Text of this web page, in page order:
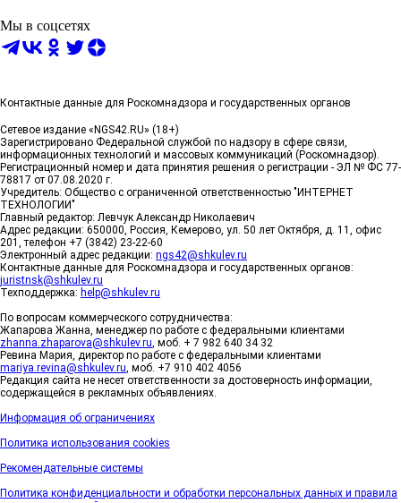
Мы в соцсетях
Контактные данные для Роскомнадзора и государственных органов
Сетевое издание «NGS42.RU» (18+)
Зарегистрировано Федеральной службой по надзору в сфере связи,
информационных технологий и массовых коммуникаций (Роскомнадзор).
Регистрационный номер и дата принятия решения о регистрации - ЭЛ № ФС 77-
78817 от 07.08.2020 г.
Учредитель: Общество с ограниченной ответственностью "ИНТЕРНЕТ
ТЕХНОЛОГИИ"
Главный редактор: Левчук Александр Николаевич
Адрес редакции: 650000, Россия, Кемерово, ул. 50 лет Октября, д. 11, офис
201, телефон +7 (3842) 23-22-60
Электронный адрес редакции: ngs42@shkulev.ru
Контактные данные для Роскомнадзора и государственных органов:
juristnsk@shkulev.ru
Техподдержка: help@shkulev.ru
По вопросам коммерческого сотрудничества:
Жапарова Жанна, менеджер по работе с федеральными клиентами
zhanna.zhaparova@shkulev.ru, моб. + 7 982 640 34 32
Ревина Мария, директор по работе с федеральными клиентами
mariya.revina@shkulev.ru, моб. +7 910 402 4056
Редакция сайта не несет ответственности за достоверность информации,
содержащейся в рекламных объявлениях.
Информация об ограничениях
Политика использования cookies
Рекомендательные системы
Политика конфиденциальности и обработки персональных данных и правила